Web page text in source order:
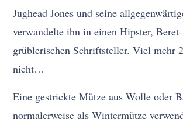
Jughead Jones und seine
verwandelte ihn in einen Hipster,
grüblerischen Schriftsteller. Viel mehr
nicht…
Eine gestrickte Mütze aus Wolle oder
normalerweise als Wintermütze